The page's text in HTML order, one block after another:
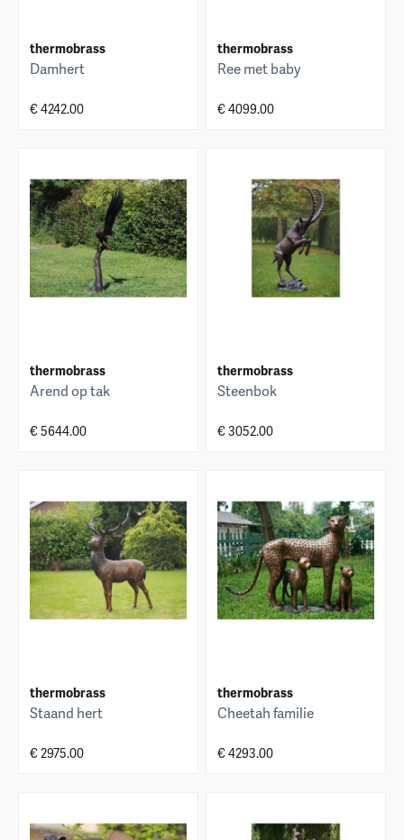
thermobrass
Damhert
€ 4242.00
thermobrass
Ree met baby
€ 4099.00
thermobrass
Arend op tak
€ 5644.00
thermobrass
Steenbok
€ 3052.00
thermobrass
Staand hert
€ 2975.00
thermobrass
Cheetah familie
€ 4293.00